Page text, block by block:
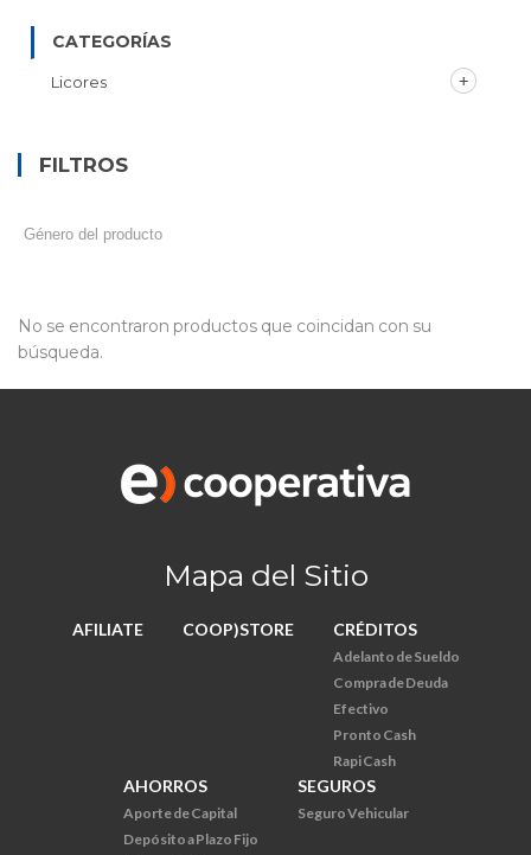
No se encontraron productos que coincidan con su
búsqueda.
CATEGORÍAS
Licores
FILTROS
Mapa del Sitio
AFILIATE COOP)STORE CRÉDITOS
Adelanto de Sueldo
Compra de Deuda
Efectivo
Pronto Cash
Rapi Cash
AHORROS
Aporte de Capital
Depósito a Plazo Fijo
SEGUROS
Seguro Vehicular